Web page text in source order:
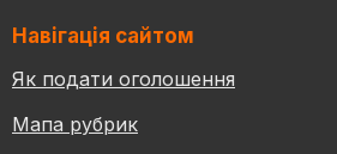
Навігація сайтом
Як подати оголошення
Мапа рубрик